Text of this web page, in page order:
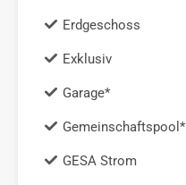
Erdgeschoss
Exklusiv
Garage*
Gemeinschaftspool*
GESA Strom